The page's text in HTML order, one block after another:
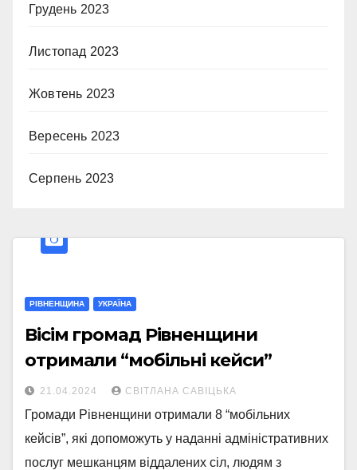
Грудень 2023
Листопад 2023
Жовтень 2023
Вересень 2023
Серпень 2023
РІВНЕНЩИНА УКРАЇНА
Вісім громад Рівненщини
отримали “мобільні кейси”
21.04.2024 СВІТЛАНА САВІЦЬКА
Громади Рівненщини отримали 8 “мобільних
кейсів”, які допоможуть у наданні адміністративних
послуг мешканцям віддалених сіл, людям з